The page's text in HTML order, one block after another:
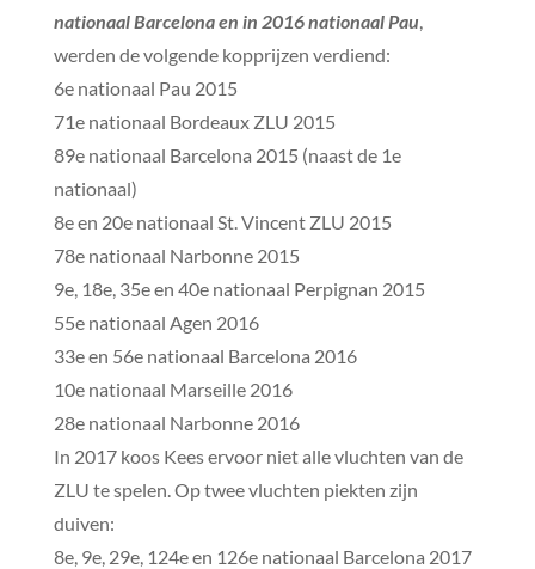
nationaal Barcelona en in 2016 nationaal Pau
werden de volgende kopprijzen verdiend:
6e nationaal Pau 2015
71e nationaal Bordeaux ZLU 2015
89e nationaal Barcelona 2015 (naast de 1e
nationaal)
8e en 20e nationaal St. Vincent ZLU 2015
78e nationaal Narbonne 2015
9e, 18e, 35e en 40e nationaal Perpignan 2015
55e nationaal Agen 2016
33e en 56e nationaal Barcelona 2016
10e nationaal Marseille 2016
28e nationaal Narbonne 2016
In 2017 koos Kees ervoor niet alle vluchten van de
ZLU te spelen. Op twee vluchten piekten zijn
duiven:
8e, 9e, 29e, 124e en 126e nationaal Barcelona 2017